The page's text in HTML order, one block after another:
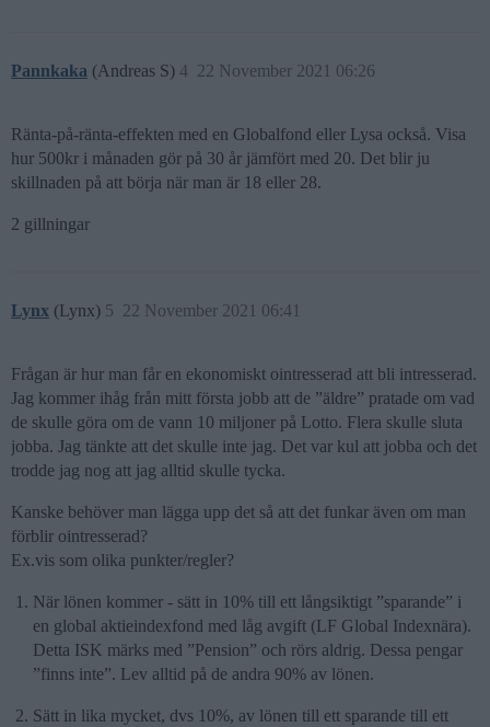
Pannkaka (Andreas S) 22 November 2021 06:26
4
Ränta-på-ränta-effekten med en Globalfond eller Lysa också. Visa
hur 500kr i månaden gör på 30 år jämfört med 20. Det blir ju
skillnaden på att börja när man är 18 eller 28.
2 gillningar
Lynx (Lynx) 22 November 2021 06:41
5
Frågan är hur man får en ekonomiskt ointresserad att bli intresserad.
Jag kommer ihåg från mitt första jobb att de ”äldre” pratade om vad
de skulle göra om de vann 10 miljoner på Lotto. Flera skulle sluta
jobba. Jag tänkte att det skulle inte jag. Det var kul att jobba och det
trodde jag nog att jag alltid skulle tycka.
Kanske behöver man lägga upp det så att det funkar även om man
förblir ointresserad?
Ex.vis som olika punkter/regler?
När lönen kommer - sätt in 10% till ett långsiktigt ”sparande” i
en global aktieindexfond med låg avgift (LF Global Indexnära).
Detta ISK märks med ”Pension” och rörs aldrig. Dessa pengar
”finns inte”. Lev alltid på de andra 90% av lönen.
Sätt in lika mycket, dvs 10%, av lönen till ett sparande till ett